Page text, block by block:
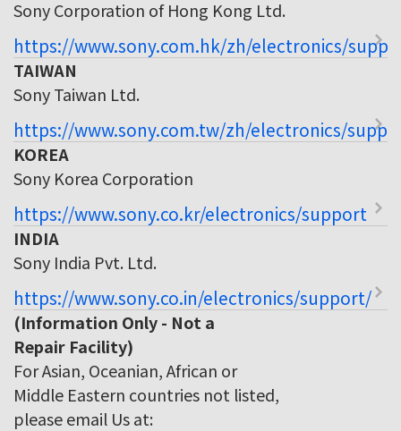
Sony Corporation of Hong Kong Ltd.
https://www.sony.com.hk/zh/electronics/
TAIWAN
Sony Taiwan Ltd.
https://www.sony.com.tw/zh/electronics/
KOREA
Sony Korea Corporation
https://www.sony.co.kr/electronics/support
INDIA
Sony India Pvt. Ltd.
https://www.sony.co.in/electronics/support/
(Information Only - Not a
Repair Facility)
For Asian, Oceanian, African or
Middle Eastern countries not listed,
please email Us at: